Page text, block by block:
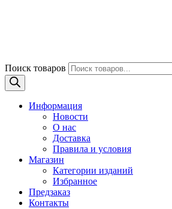
Поиск товаров
Информация
Новости
О нас
Доставка
Правила и условия
Магазин
Категории изданий
Избранное
Предзаказ
Контакты